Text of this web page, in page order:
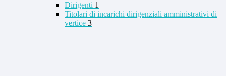
Dirigenti 1
Titolari di incarichi dirigenziali amministrativi di
vertice 3